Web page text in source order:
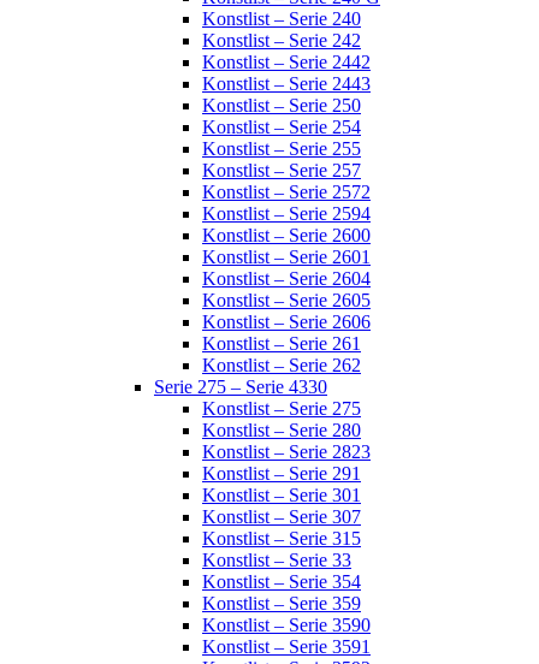
Konstlist – Serie 240
Konstlist – Serie 242
Konstlist – Serie 2442
Konstlist – Serie 2443
Konstlist – Serie 250
Konstlist – Serie 254
Konstlist – Serie 255
Konstlist – Serie 257
Konstlist – Serie 2572
Konstlist – Serie 2594
Konstlist – Serie 2600
Konstlist – Serie 2601
Konstlist – Serie 2604
Konstlist – Serie 2605
Konstlist – Serie 2606
Konstlist – Serie 261
Konstlist – Serie 262
Serie 275 – Serie 4330
Konstlist – Serie 275
Konstlist – Serie 280
Konstlist – Serie 2823
Konstlist – Serie 291
Konstlist – Serie 301
Konstlist – Serie 307
Konstlist – Serie 315
Konstlist – Serie 33
Konstlist – Serie 354
Konstlist – Serie 359
Konstlist – Serie 3590
Konstlist – Serie 3591